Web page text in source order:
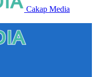
Cakap Media